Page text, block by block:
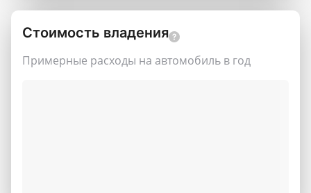
Стоимость владения
Примерные расходы на автомобиль в год